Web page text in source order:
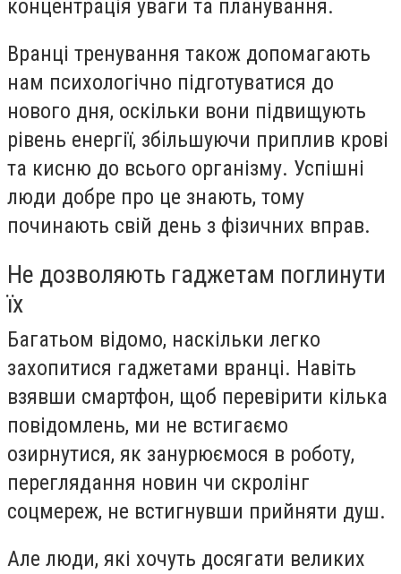
концентрація уваги та планування.
Вранці тренування також допомагають
нам психологічно підготуватися до
нового дня, оскільки вони підвищують
рівень енергії, збільшуючи приплив крові
та кисню до всього організму. Успішні
люди добре про це знають, тому
починають свій день з фізичних вправ.
Не дозволяють гаджетам поглинути
їх
Багатьом відомо, наскільки легко
захопитися гаджетами вранці. Навіть
взявши смартфон, щоб перевірити кілька
повідомлень, ми не встигаємо
озирнутися, як занурюємося в роботу,
переглядання новин чи скролінг
соцмереж, не встигнувши прийняти душ.
Але люди, які хочуть досягати великих